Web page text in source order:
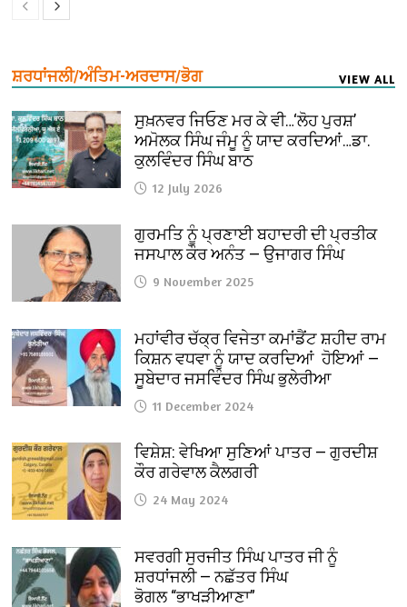
ਸ਼ਰਧਾਂਜਲੀ/ਅੰਤਿਮ-ਅਰਦਾਸ/ਭੋਗ VIEW ALL
ਸੁਖ਼ਨਵਰ ਜਿਓਣ ਮਰ ਕੇ ਵੀ…‘ਲੋਹ ਪੁਰਸ਼’
ਅਮੋਲਕ ਸਿੰਘ ਜੰਮੂ ਨੂੰ ਯਾਦ ਕਰਦਿਆਂ…ਡਾ.
ਕੁਲਵਿੰਦਰ ਸਿੰਘ ਬਾਠ
12 July 2026
ਗੁਰਮਤਿ ਨੂੰ ਪ੍ਰਣਾਈ ਬਹਾਦਰੀ ਦੀ ਪ੍ਰਤੀਕ
ਜਸਪਾਲ ਕੌਰ ਅਨੰਤ — ਉਜਾਗਰ ਸਿੰਘ
9 November 2025
ਮਹਾਂਵੀਰ ਚੱਕ੍ਰ ਵਿਜੇਤਾ ਕਮਾਂਡੈਂਟ ਸ਼ਹੀਦ ਰਾਮ
ਕਿਸ਼ਨ ਵਧਵਾ ਨੂੰ ਯਾਦ ਕਰਦਿਆਂ ਹੋਇਆਂ —
ਸੂਬੇਦਾਰ ਜਸਵਿੰਦਰ ਸਿੰਘ ਭੁਲੇਰੀਆ
11 December 2024
ਵਿਸ਼ੇਸ਼: ਵੇਖਿਆ ਸੁਣਿਆਂ ਪਾਤਰ — ਗੁਰਦੀਸ਼
ਕੌਰ ਗਰੇਵਾਲ ਕੈਲਗਰੀ
24 May 2024
ਸਵਰਗੀ ਸੁਰਜੀਤ ਸਿੰਘ ਪਾਤਰ ਜੀ ਨੂੰ
ਸ਼ਰਧਾਂਜਲੀ — ਨਛੱਤਰ ਸਿੰਘ
ਭੋਗਲ “ਭਾਖੜੀਆਣਾ”